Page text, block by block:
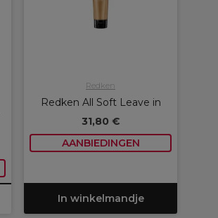
Redken
Redken All Soft Leave in
31,80 €
AANBIEDINGEN
In winkelmandje